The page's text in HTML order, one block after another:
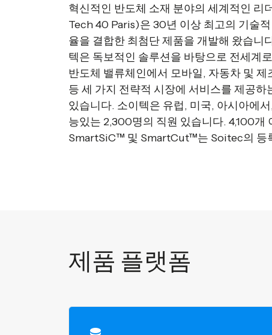
혁신적인 반도체 소재 분야의 세계적인 리
Tech 40 Paris)은 30년 이상 최고의 기술
율을 결합한 최첨단 제품을 개발해 왔습니
텍은 독보적인 솔루션을 바탕으로 전세계
반도체 밸류체인에서 모바일, 자동차 및
등 세 가지 전략적 시장에 서비스를 제공하
있습니다. 소이텍은 유럽, 미국, 아시아에
능있는 2,300명의 직원 있습니다. 4,100개
SmartSiC™ 및 SmartCut™는 Soitec의 등
제품 플랫폼